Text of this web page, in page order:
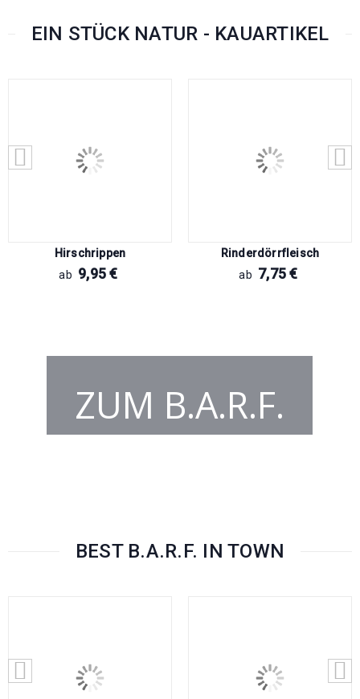
EIN STÜCK NATUR - KAUARTIKEL
Hirschrippen
ab 9,95€
Rinderdörrfleisch
ab 7,75€
ZUM B.A.R.F.
BEST B.A.R.F. IN TOWN